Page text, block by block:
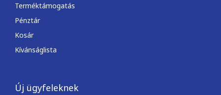
Terméktámogatás
Pénztár
Kosár
Kívánságlista
Új ügyfeleknek